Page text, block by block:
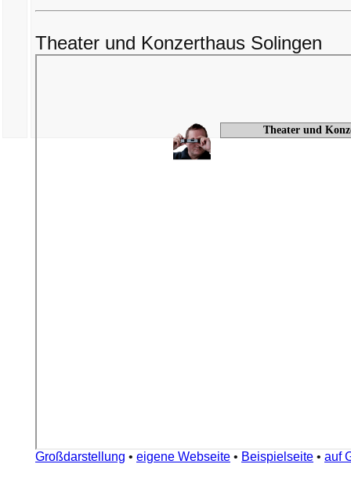
Theater und Konzerthaus Solingen
Großdarstellung • eigene Webseite • Beispielseite • auf